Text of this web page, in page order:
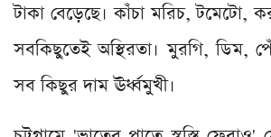
টাকা বেড়েছে। কাঁচা মরিচ, টমেটো,
সবকিছুতেই অস্থিরতা। মুরগি, ডিম,
সব কিছুর দাম ঊর্ধ্বমুখী।